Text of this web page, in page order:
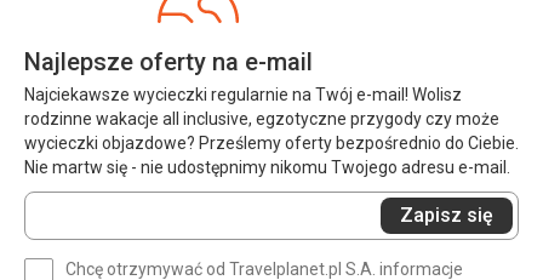
Najlepsze oferty na e-mail
Najciekawsze wycieczki regularnie na Twój e-mail! Wolisz
rodzinne wakacje all inclusive, egzotyczne przygody czy może
wycieczki objazdowe? Prześlemy oferty bezpośrednio do Ciebie.
Nie martw się - nie udostępnimy nikomu Twojego adresu e-mail.
Wprowadź
swój
Zapisz się
Chcę otrzymywać od Travelplanet.pl S.A. informacje